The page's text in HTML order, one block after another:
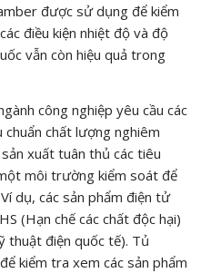
được sử dụng để kiểm
điều kiện nhiệt độ và độ
vẫn còn hiệu quả trong
công nghiệp yêu cầu các
chất lượng nghiêm
xuất tuân thủ các tiêu
môi trường kiểm soát để
dụ, các sản phẩm điện tử
(Hạn chế các chất độc hại)
thuật điện quốc tế). Tủ
kiểm tra xem các sản phẩm